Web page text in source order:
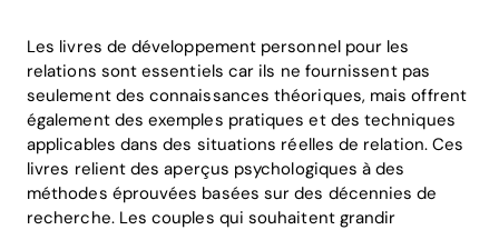
Les livres de développement personnel pour les
relations sont essentiels car ils ne fournissent pas
seulement des connaissances théoriques, mais offrent
également des exemples pratiques et des techniques
applicables dans des situations réelles de relation. Ces
livres relient des aperçus psychologiques à des
méthodes éprouvées basées sur des décennies de
recherche. Les couples qui souhaitent grandir